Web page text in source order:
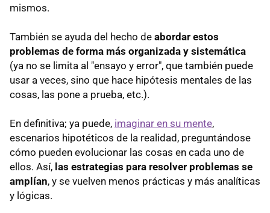
mismos.
También se ayuda del hecho de abordar estos
problemas de forma más organizada y sistemática
(ya no se limita al "ensayo y error", que también puede
usar a veces, sino que hace hipótesis mentales de las
cosas, las pone a prueba, etc.).
En definitiva; ya puede, imaginar en su mente,
escenarios hipotéticos de la realidad, preguntándose
cómo pueden evolucionar las cosas en cada uno de
ellos. Así, las estrategias para resolver problemas se
amplían, y se vuelven menos prácticas y más analíticas
y lógicas.